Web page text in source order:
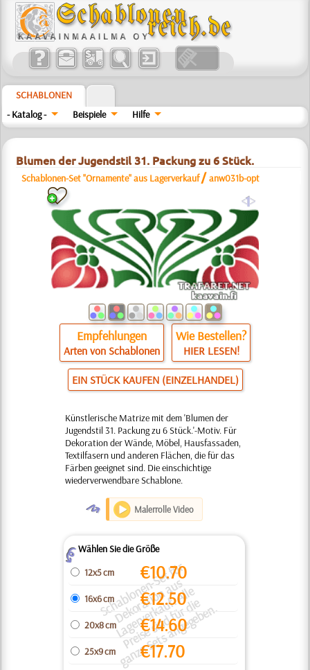
SCHABLONEN
- Katalog -
Beispiele Hilfe
Blumen der Jugendstil 31. Packung zu 6 Stück.
Schablonen-Set "Ornamente" aus Lagerverkauf /anw031b-opt
a
Empfehlungen
Arten von Schablonen
Wie Bestellen?
HIER LESEN!
EIN STÜCK KAUFEN (EINZELHANDEL)
Künstlerische Matrize mit dem 'Blumen der
Jugendstil 31. Packung zu 6 Stück.'-Motiv. Für
Dekoration der Wände, Möbel, Hausfassaden,
Textilfasern und anderen Flächen, die für das
Färben geeignet sind. Die einschichtige
wiederverwendbare Schablone.
O Malerrolle Video
ZWählen Sie die Größe
S
c
h
a
bl
o
n
e
n
-
S
e
t
f
ü
r
D
e
k
o
r
a
ti
o
n
a
u
s
L
a
g
e
r
v
e
r
k
a
u
f.
All
e
P
r
ei
s
e
si
n
d
f
ü
r
di
e
g
a
n
z
e
S
e
t
s
a
n
g
e
g
e
b
e
n.
12x5 cm €10.70
16x6 cm €12.50
20x8 cm €14.60
25x9 cm €17.70